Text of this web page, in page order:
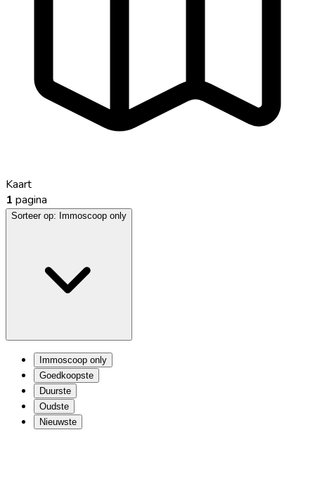
Kaart
1 pagina
Sorteer op: Immoscoop only
Immoscoop only
Goedkoopste
Duurste
Oudste
Nieuwste